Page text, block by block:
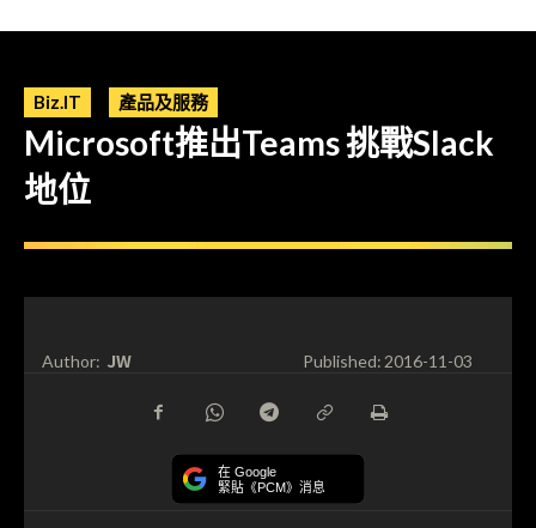
Biz.IT 產品及服務
Microsoft推出Teams 挑戰Slack
地位
Author: JW Published:2016-11-03
在 Google
緊貼《PCM》消息